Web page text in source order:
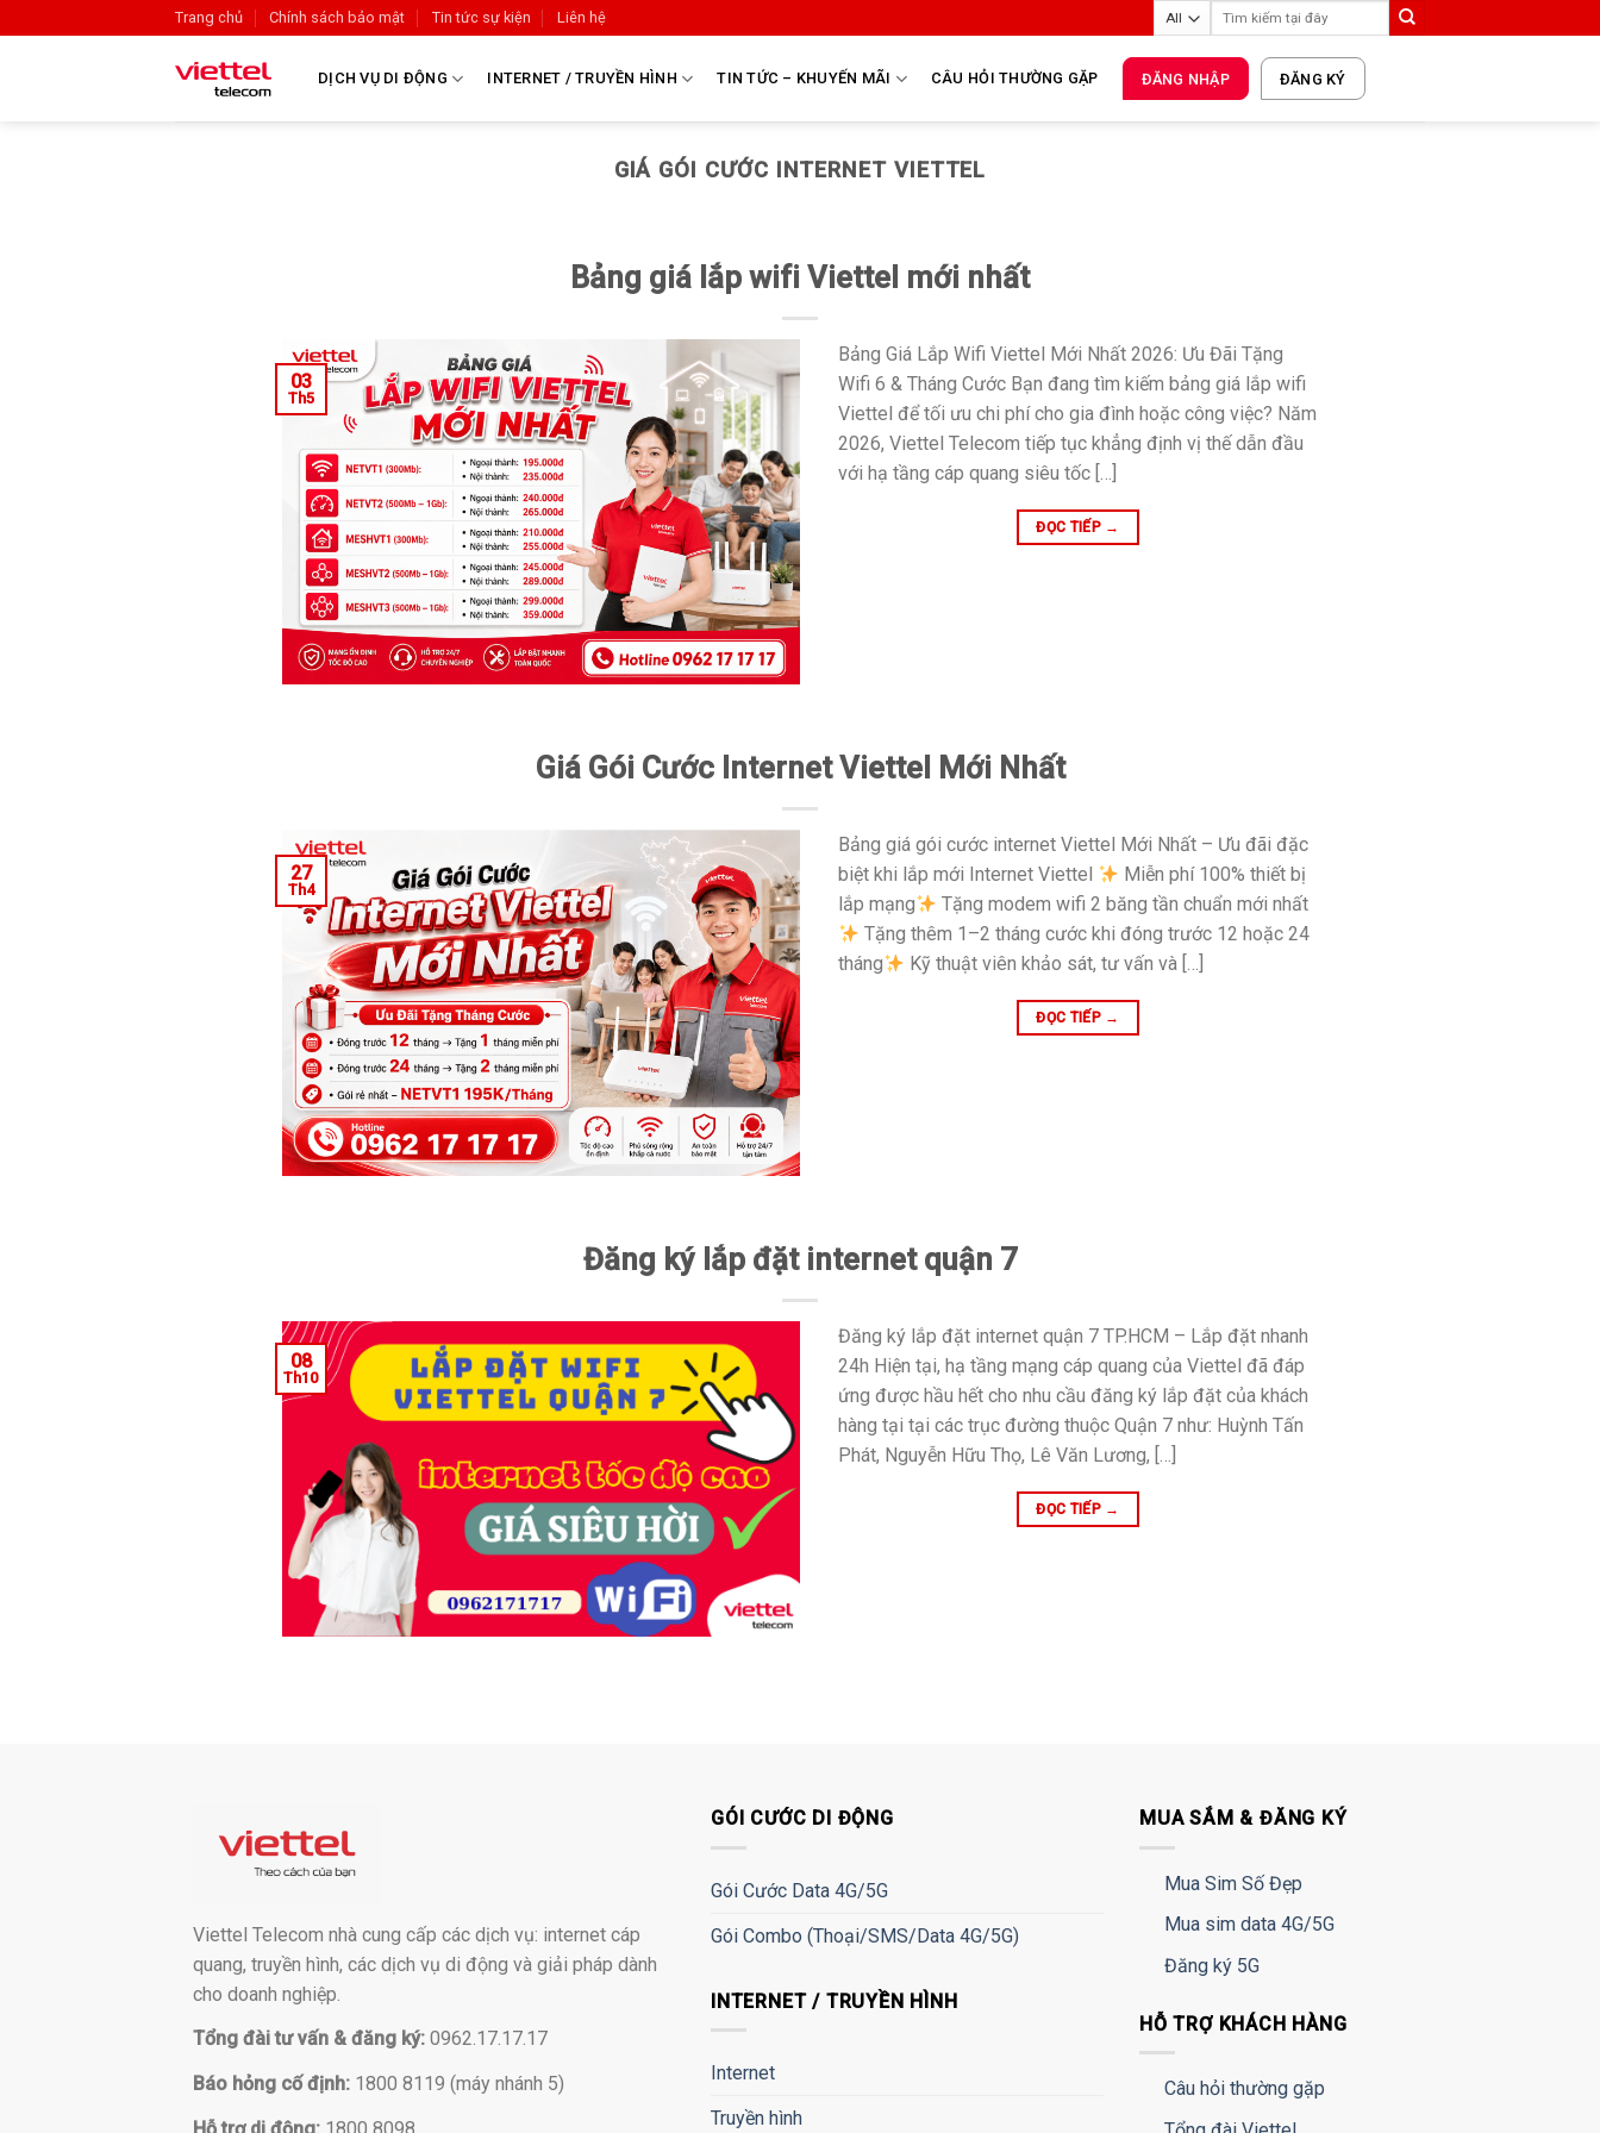
Trang chủ Chính sách bảo mật Tin tức sự kiện Liên hệ
DỊCH VỤ DI ĐỘNG INTERNET / TRUYỀN HÌNH TIN TỨC – KHUYẾN MÃI CÂU HỎI THƯỜNG GẶP ĐĂNG NHẬP ĐĂNG KÝ
GIÁ GÓI CƯỚC INTERNET VIETTEL
Bảng giá lắp wifi Viettel mới nhất
03
Th5
Bảng Giá Lắp Wifi Viettel Mới Nhất 2026: Ưu Đãi Tặng
Wifi 6 & Tháng Cước Bạn đang tìm kiếm bảng giá lắp wifi
Viettel để tối ưu chi phí cho gia đình hoặc công việc? Năm
2026, Viettel Telecom tiếp tục khẳng định vị thế dẫn đầu
với hạ tầng cáp quang siêu tốc […]
ĐỌC TIẾP →
Giá Gói Cước Internet Viettel Mới Nhất
27
Th4
Bảng giá gói cước internet Viettel Mới Nhất – Ưu đãi đặc
biệt khi lắp mới Internet Viettel
Miễn phí 100% thiết bị
lắp mạng
Tặng modem wifi 2 băng tần chuẩn mới nhất
Tặng thêm 1–2 tháng cước khi đóng trước 12 hoặc 24
tháng
Kỹ thuật viên khảo sát, tư vấn và […]
ĐỌC TIẾP →
Đăng ký lắp đặt internet quận 7
08
Th10
Đăng ký lắp đặt internet quận 7 TP.HCM – Lắp đặt nhanh
24h Hiện tại, hạ tầng mạng cáp quang của Viettel đã đáp
ứng được hầu hết cho nhu cầu đăng ký lắp đặt của khách
hàng tại tại các trục đường thuộc Quận 7 như: Huỳnh Tấn
Phát, Nguyễn Hữu Thọ, Lê Văn Lương, […]
ĐỌC TIẾP →
Viettel Telecom nhà cung cấp các dịch vụ: internet cáp
quang, truyền hình, các dịch vụ di động và giải pháp dành
cho doanh nghiệp.
Tổng đài tư vấn & đăng ký: 0962.17.17.17
Báo hỏng cố định: 1800 8119 (máy nhánh 5)
GÓI CƯỚC DI ĐỘNG
Gói Cước Data 4G/5G
Gói Combo (Thoại/SMS/Data 4G/5G)
INTERNET / TRUYỀN HÌNH
Internet
Truyền hình
MUA SẮM & ĐĂNG KÝ
Mua Sim Số Đẹp
Mua sim data 4G/5G
Đăng ký 5G
HỖ TRỢ KHÁCH HÀNG
Câu hỏi thường gặp